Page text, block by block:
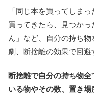
「同じ本を買ってしま
買ってきたら、見つか
ん」など、自分の持ち
劇、断捨離の効果で回避
断捨離で自分の持ち物
いる物やその数、置き場